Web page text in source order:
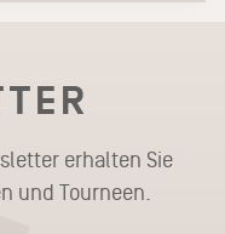
erhalten Sie
und Tourneen.